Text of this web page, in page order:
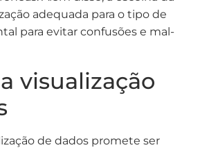
adequada para o tipo de
para evitar confusões e mal-
visualização
de dados promete ser